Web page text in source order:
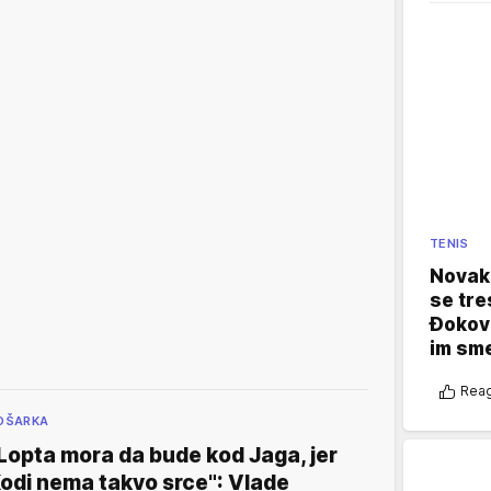
mora da bude kod Jaga, jer
nema takvo srce": Vlade
TENIS
se
im